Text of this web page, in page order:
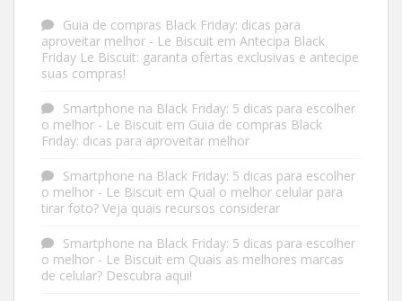
Guia de compras Black Friday: dicas para
aproveitar melhor - Le Biscuit em Antecipa Black
Friday Le Biscuit: garanta ofertas exclusivas e antecipe
suas compras!
Smartphone na Black Friday: 5 dicas para escolher
o melhor - Le Biscuit em Guia de compras Black
Friday: dicas para aproveitar melhor
Smartphone na Black Friday: 5 dicas para escolher
o melhor - Le Biscuit em Qual o melhor celular para
tirar foto? Veja quais recursos considerar
Smartphone na Black Friday: 5 dicas para escolher
o melhor - Le Biscuit em Quais as melhores marcas
de celular? Descubra aqui!